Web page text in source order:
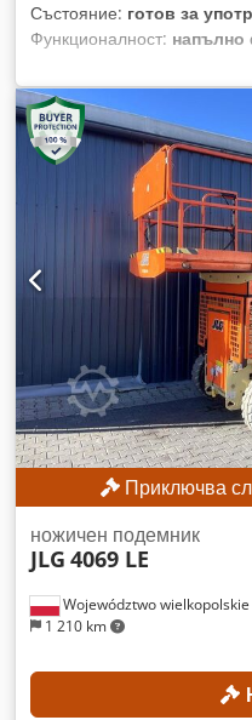
Състояние: готов за
Функционалност:
производство:2017,
повдигане:3 540 мм
височина:2 520 мм,
Без минимална цена –
високата предложена
ХАРАКТЕРИСТИКИ
височина: 2520 мм
Двустранна мачта със
батерията: 80 V
производство на
ти/4-ти клапан Работни
Страничен премествач
вилици Зарядно
Amkjf Външна
Приключва
Województwo wielkopolskie
1 210 km
ножичен подемник
JLG 4069 LE